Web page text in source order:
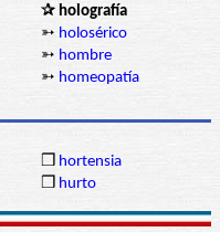
✰ holografía
➳ holosérico
➳ hombre
➳ homeopatía
❒ hortensia
❒ hurto